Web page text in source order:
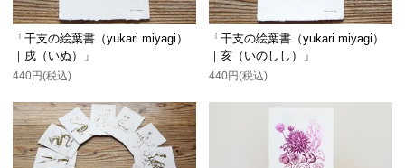
「干支の絵葉書（yukari miyagi）
｜戌（いぬ）」
440円(税込)
「干支の絵葉書（yukari miyagi）
｜亥（いのしし）」
440円(税込)